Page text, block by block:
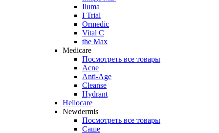
Iluma
I Trial
Ormedic
Vital C
the Max
Medicare
Посмотреть все товары
Acne
Anti‑Age
Cleanse
Hydrant
Heliocare
Newdermis
Посмотреть все товары
Саше